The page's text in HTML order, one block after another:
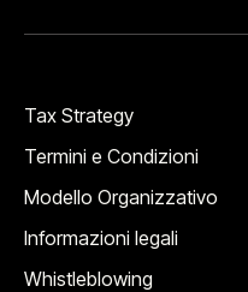
Tax Strategy
Termini e Condizioni
Modello Organizzativo
Informazioni legali
Whistleblowing